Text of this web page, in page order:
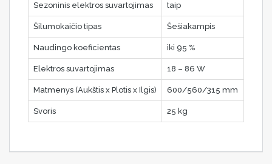
Sezoninis elektros suvartojimas taip
Šilumokaičio tipas Šešiakampis
Naudingo koeficientas iki 95 %
Elektros suvartojimas 18 – 86 W
Matmenys (Aukštis x Plotis x Ilgis) 600/560/315 mm
Svoris 25 kg